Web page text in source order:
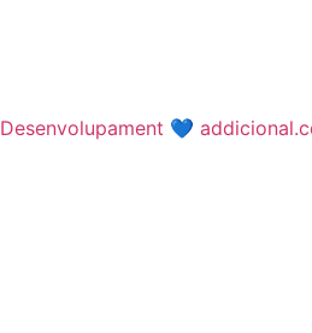
Desenvolupament 💙